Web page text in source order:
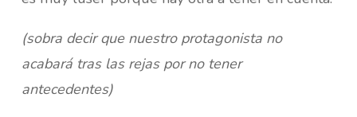
(sobra decir que nuestro protagonista no
acabará tras las rejas por no tener
antecedentes)